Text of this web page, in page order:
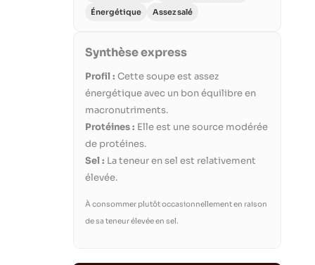
Énergétique
Assez salé
Synthèse express
Profil : Cette soupe est assez
énergétique avec un bon équilibre en
macronutriments.
Protéines : Elle est une source modérée
de protéines.
Sel : La teneur en sel est relativement
élevée.
À consommer plutôt occasionnellement en raison
de sa teneur élevée en sel.